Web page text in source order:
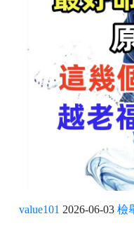
value101 2026-06-03 檢